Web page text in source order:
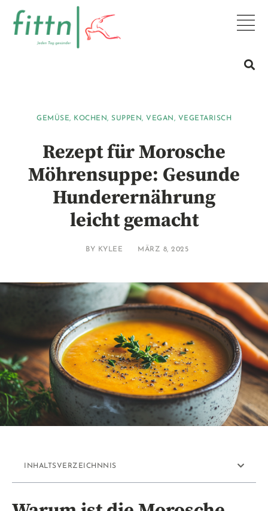
GEMÜSE, KOCHEN, SUPPEN, VEGAN, VEGETARISCH
Rezept für Morosche
Möhrensuppe: Gesunde
Hunderernährung
leicht gemacht
BY KYLEE MÄRZ 8, 2025
INHALTSVERZEICHNNIS